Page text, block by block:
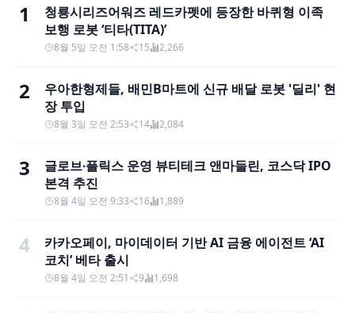
1
청룡시리즈어워즈 레드카펫에 등장한 바퀴형 이족
보행 로봇 ‘티타(TITA)’
8월 5일 오전 1:58 15 2,266
2
우아한형제들, 배민B마트에 신규 배달 로봇 '딜리' 현
장 투입
8월 3일 오전 2:53 14 2,084
3
글로브∙플릭스 운영 뷰티테크 앤마들린, 코스닥 IPO
본격 추진
8월 4일 오전 9:33 16 1,889
4
카카오페이, 마이데이터 기반 AI 금융 에이전트 ‘AI
코치’ 베타 출시
8월 4일 오전 2:51 9 1,698